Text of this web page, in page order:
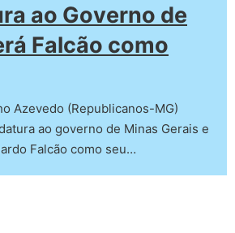
ao Governo de
Falcão como
Azevedo (Republicanos-MG)
ao governo de Minas Gerais e
Falcão como seu…